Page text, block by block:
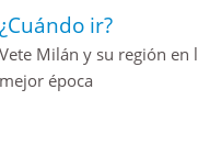
¿Cuándo ir?
Vete Milán y su región en
mejor época